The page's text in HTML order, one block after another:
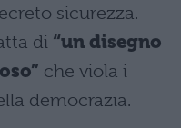
sicurezza.
di “un disegno
che viola i
democrazia.